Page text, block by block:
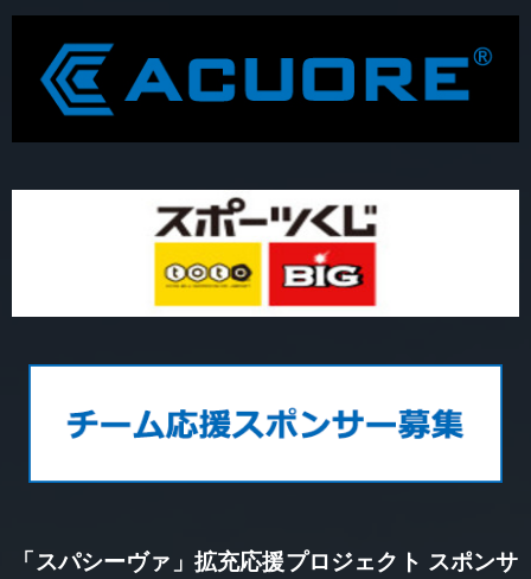
「スパシーヴァ」拡充応援プロジェクト スポンサ